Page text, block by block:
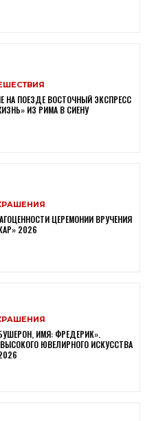
НА ПОЕЗДЕ ВОСТОЧНЫЙ ЭКСПРЕСС
ИЗ РИМА В СИЕНУ
ЦЕРЕМОНИИ ВРУЧЕНИЯ
2026
ИМЯ: ФРЕДЕРИК».
ЮВЕЛИРНОГО ИСКУССТВА